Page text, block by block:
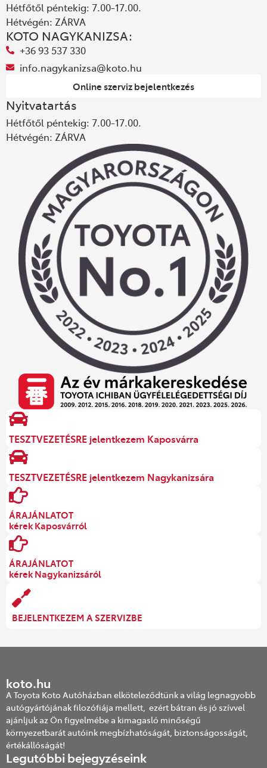
Hétfőtől péntekig: 7.00-17.00.
Hétvégén: ZÁRVA
KOTO NAGYKANIZSA:
+36 93 537 330
info.nagykanizsa@koto.hu
Online szerviz bejelentkezés
Nyitvatartás
Hétfőtől péntekig: 7.00-17.00.
Hétvégén: ZÁRVA
TESZTVEZETÉSRE jelentkezem Kaposvárra
TESZTVEZETÉSRE jelentkezem Nagykanizsára
ÁRAJÁNLATOT
kérek Kaposvárról
ÁRAJÁNLATOT
kérek Nagykanizsáról
BEJELENTKEZEM A SZERVIZBE
koto.hu
A Toyota Koto Autóházban elköteleződtünk a világ legnagyobb
autógyártójának filozófiája mellett, ezért bátran és jó szívvel
ajánljuk az Ön figyelmébe a kimagasló minőségű
környezetbarát autóink megbízhatóságát, biztonságosságát,
értékállóságát!
Legutóbbi bejegyzéseink